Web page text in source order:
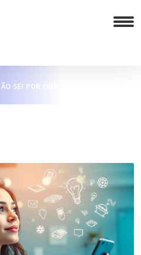
SEI POR ONDE COMEÇAR?